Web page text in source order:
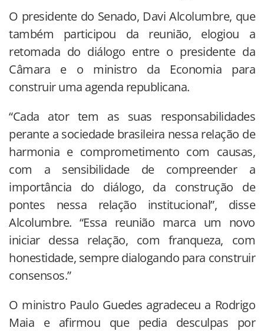
O presidente do Senado, Davi Alcolumbre, que
também participou da reunião, elogiou a
retomada do diálogo entre o presidente da
Câmara e o ministro da Economia para
construir uma agenda republicana.
“Cada ator tem as suas responsabilidades
perante a sociedade brasileira nessa relação de
harmonia e comprometimento com causas,
com a sensibilidade de compreender a
importância do diálogo, da construção de
pontes nessa relação institucional”, disse
Alcolumbre. “Essa reunião marca um novo
iniciar dessa relação, com franqueza, com
honestidade, sempre dialogando para construir
consensos.”
O ministro Paulo Guedes agradeceu a Rodrigo
Maia e afirmou que pedia desculpas por